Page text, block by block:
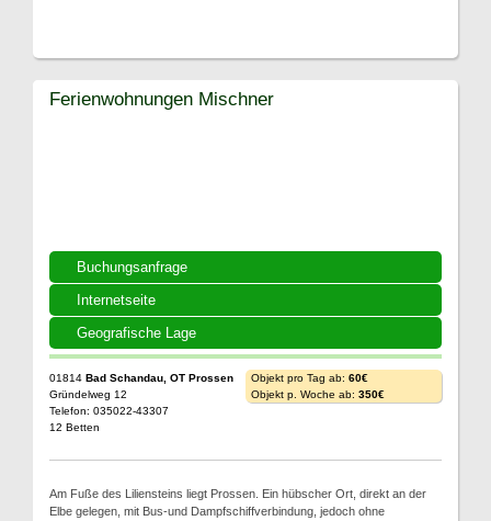
Buchungsanfrage
Internetseite
Geografische Lage
Ferienwohnungen Mischner
01814 Bad Schandau, OT Prossen
Gründelweg 12
Telefon: 035022-43307
12 Betten
Objekt pro Tag ab: 60€
Objekt p. Woche ab: 350€
Am Fuße des Liliensteins liegt Prossen. Ein hübscher Ort, direkt an der
Elbe gelegen, mit Bus-und Dampfschiffverbindung, jedoch ohne